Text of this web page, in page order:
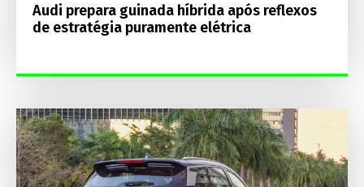
Audi prepara guinada híbrida após reflexos
de estratégia puramente elétrica